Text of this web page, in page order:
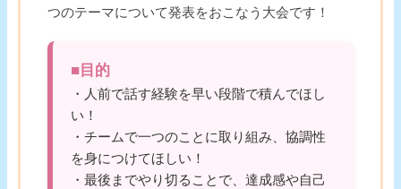
つのテーマについて発表をおこなう大会です！
■目的
・人前で話す経験を早い段階で積んでほし
い！
・チームで一つのことに取り組み、協調性
を身につけてほしい！
・最後までやり切ることで、達成感や自己